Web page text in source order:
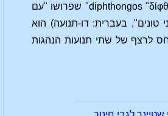
דיפתונג (מיוונית:diphthongos "δίφθογγος" שפרושו "עם
טונים", בעברית: דו-תנועה) הוא
לרצף של שתי תנועות הנהגות